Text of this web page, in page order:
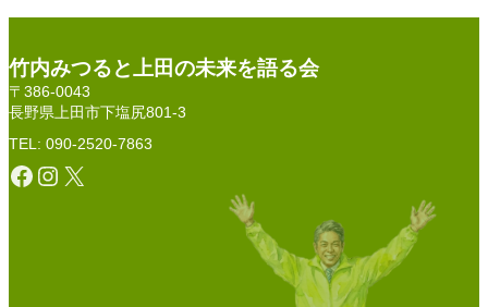
竹内みつると上田の未来を語る会
〒386-0043
長野県上田市下塩尻801-3
TEL: 090-2520-7863
Facebook Instagram X